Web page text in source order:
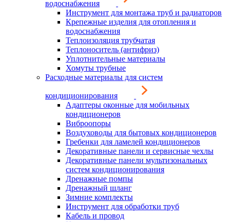
водоснабжения
Инструмент для монтажа труб и радиаторов
Крепежные изделия для отопления и
водоснабжения
Теплоизоляция трубчатая
Теплоноситель (антифриз)
Уплотнительные материалы
Хомуты трубные
Расходные материалы для систем
кондиционирования
Адаптеры оконные для мобильных
кондиционеров
Виброопоры
Воздуховоды для бытовых кондиционеров
Гребенки для ламелей кондиционеров
Декоративные панели и сервисные чехлы
Декоративные панели мультизональных
систем кондиционирования
Дренажные помпы
Дренажный шланг
Зимние комплекты
Инструмент для обработки труб
Кабель и провод